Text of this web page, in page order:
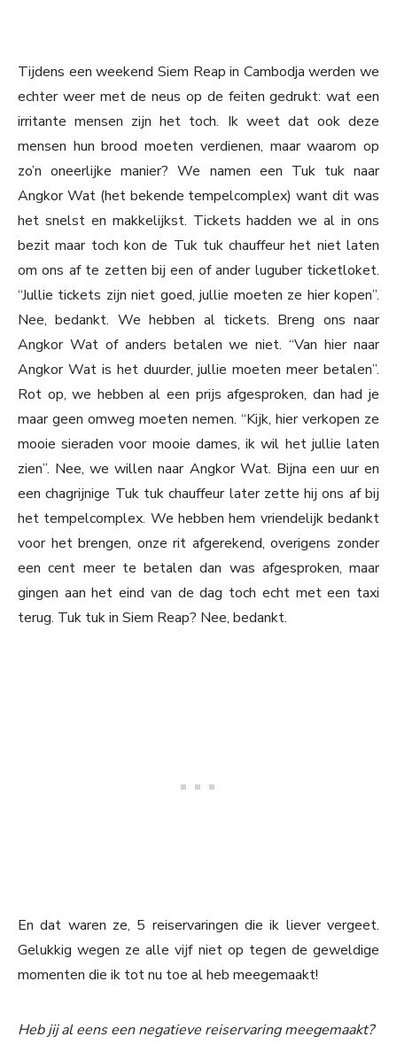
Tijdens een weekend Siem Reap in Cambodja werden we
echter weer met de neus op de feiten gedrukt: wat een
irritante mensen zijn het toch. Ik weet dat ook deze
mensen hun brood moeten verdienen, maar waarom op
zo’n oneerlijke manier? We namen een Tuk tuk naar
Angkor Wat (het bekende tempelcomplex) want dit was
het snelst en makkelijkst. Tickets hadden we al in ons
bezit maar toch kon de Tuk tuk chauffeur het niet laten
om ons af te zetten bij een of ander luguber ticketloket.
“Jullie tickets zijn niet goed, jullie moeten ze hier kopen”.
Nee, bedankt. We hebben al tickets. Breng ons naar
Angkor Wat of anders betalen we niet. “Van hier naar
Angkor Wat is het duurder, jullie moeten meer betalen”.
Rot op, we hebben al een prijs afgesproken, dan had je
maar geen omweg moeten nemen. “Kijk, hier verkopen ze
mooie sieraden voor mooie dames, ik wil het jullie laten
zien”. Nee, we willen naar Angkor Wat. Bijna een uur en
een chagrijnige Tuk tuk chauffeur later zette hij ons af bij
het tempelcomplex. We hebben hem vriendelijk bedankt
voor het brengen, onze rit afgerekend, overigens zonder
een cent meer te betalen dan was afgesproken, maar
gingen aan het eind van de dag toch echt met een taxi
terug. Tuk tuk in Siem Reap? Nee, bedankt.
En dat waren ze, 5 reiservaringen die ik liever vergeet.
Gelukkig wegen ze alle vijf niet op tegen de geweldige
momenten die ik tot nu toe al heb meegemaakt!
Heb jij al eens een negatieve reiservaring meegemaakt?